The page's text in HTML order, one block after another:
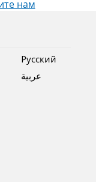
нам
Pусский
عربية